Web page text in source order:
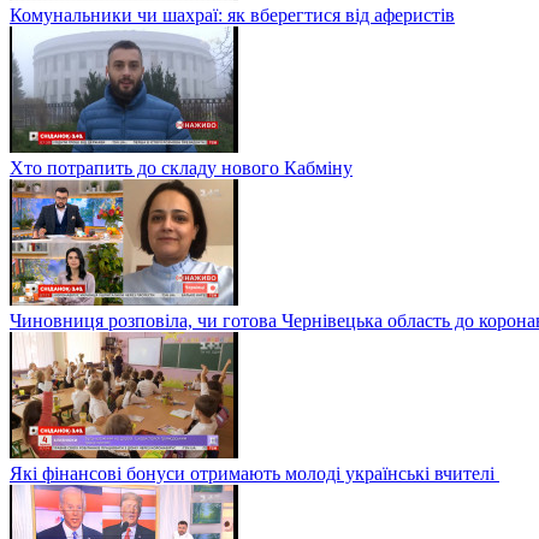
Комунальники чи шахраї: як вберегтися від аферистів
Хто потрапить до складу нового Кабміну
Чиновниця розповіла, чи готова Чернівецька область до
Які фінансові бонуси отримають молоді українські вчителі